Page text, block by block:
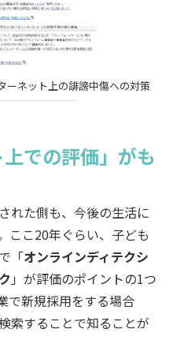
ーネット上の誹謗中傷への対策
での評価」がも
た側も、今後の生活に
ここ20年ぐらい、子ども
「オンラインディテクシ
」が評価のポイントの1つ
で新規採用をする場合
索することで知ることが